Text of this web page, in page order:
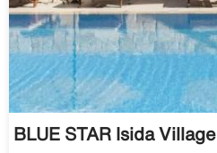
BLUE STAR Isida Village